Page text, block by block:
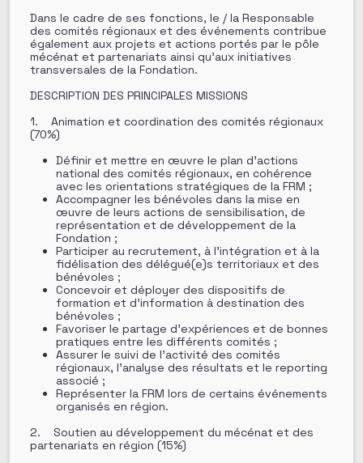
Dans le cadre de ses fonctions, le / la Responsable
des comités régionaux et des événements contribue
également aux projets et actions portés par le pôle
mécénat et partenariats ainsi qu’aux initiatives
transversales de la Fondation.
DESCRIPTION DES PRINCIPALES MISSIONS
1. Animation et coordination des comités régionaux
(70%)
Définir et mettre en œuvre le plan d’actions
national des comités régionaux, en cohérence
avec les orientations stratégiques de la FRM ;
Accompagner les bénévoles dans la mise en
œuvre de leurs actions de sensibilisation, de
représentation et de développement de la
Fondation ;
Participer au recrutement, à l’intégration et à la
fidélisation des délégué(e)s territoriaux et des
bénévoles ;
Concevoir et déployer des dispositifs de
formation et d’information à destination des
bénévoles ;
Favoriser le partage d’expériences et de bonnes
pratiques entre les différents comités ;
Assurer le suivi de l’activité des comités
régionaux, l’analyse des résultats et le reporting
associé ;
Représenter la FRM lors de certains événements
organisés en région.
2. Soutien au développement du mécénat et des
partenariats en région (15%)